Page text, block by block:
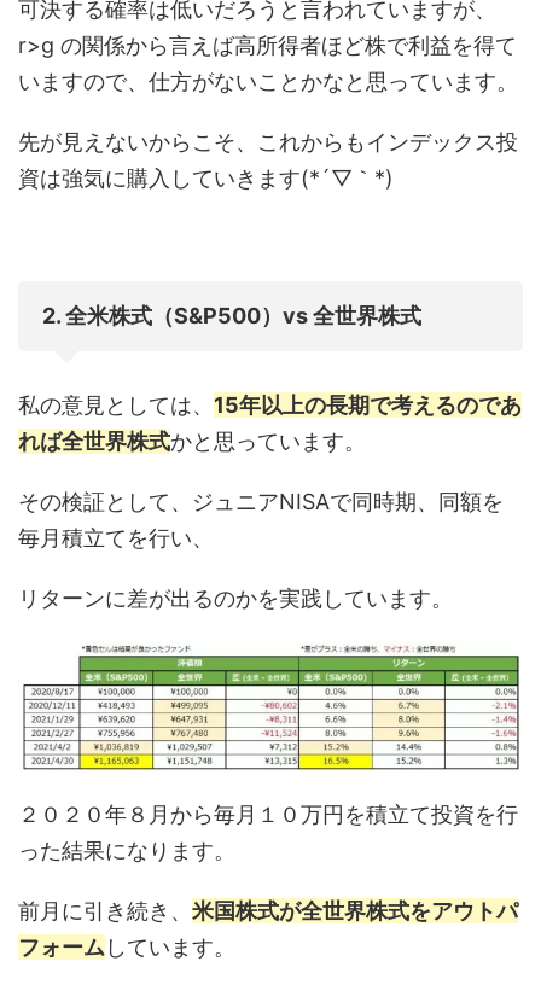
可決する確率は低いだろうと言われていますが、
r>g の関係から言えば高所得者ほど株で利益を得て
いますので、仕方がないことかなと思っています。
先が見えないからこそ、これからもインデックス投
資は強気に購入していきます(*´▽｀*)
2. 全米株式（S&P500）vs 全世界株式
私の意見としては、 15年以上の長期で考えるのであ
れば全世界株式かと思っています。
その検証として、ジュニアNISAで同時期、同額を
毎月積立てを行い、
リターンに差が出るのかを実践しています。
２０２０年８月から毎月１０万円を積立て投資を行
った結果になります。
前月に引き続き、 米国株式が全世界株式をアウトパ
フォーム しています。